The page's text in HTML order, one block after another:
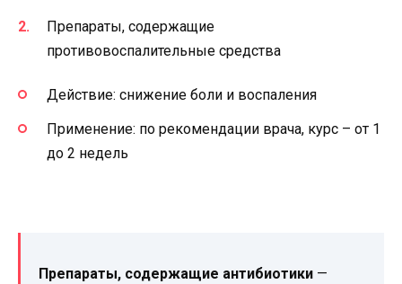
Препараты, содержащие
противовоспалительные средства
Действие: снижение боли и воспаления
Применение: по рекомендации врача, курс – от 1
до 2 недель
Препараты, содержащие антибиотики —